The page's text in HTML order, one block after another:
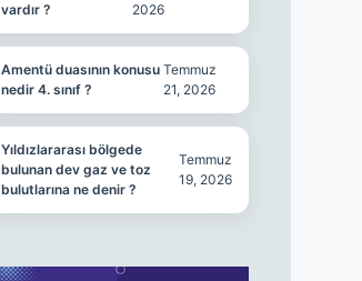
vardır ?
2026
Amentü duasının konusu
nedir 4. sınıf ?
Temmuz
21, 2026
Yıldızlararası bölgede
bulunan dev gaz ve toz
bulutlarına ne denir ?
Temmuz
19, 2026